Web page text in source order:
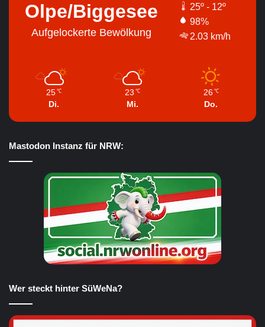
Olpe/Biggesee
Aufgelockerte Bewölkung
25º - 12º
98%
2.03 km/h
25 ℃
Di.
23 ℃
Mi.
26 ℃
Do.
Mastodon Instanz für NRW:
Wer steckt hinter SüWeNa?